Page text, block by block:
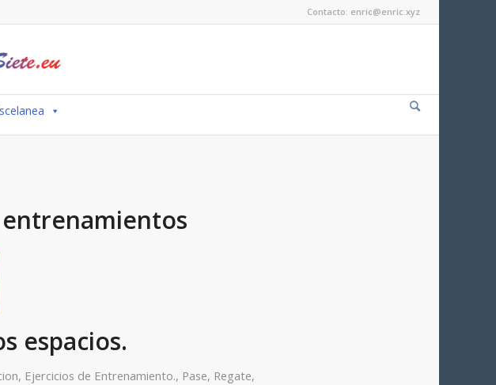
Contacto: enric@enric.xyz
entrenamientos
espacios.
, Ejercicios de Entrenamiento., Pase, Regate,